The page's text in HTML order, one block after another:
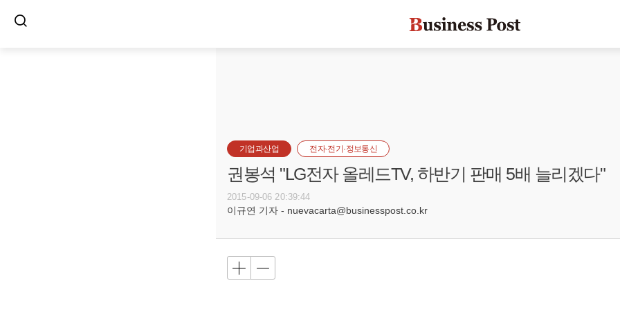
기업과산업 전자·전기·정보통신
권봉석 "LG전자 올레드TV, 하반기 판매 5배 늘리겠다"
2015-09-06 20:39:44
이규연 기자 - nuevacarta@businesspost.co.kr